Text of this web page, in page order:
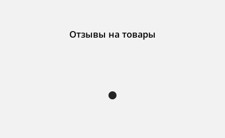
Отзывы на товары